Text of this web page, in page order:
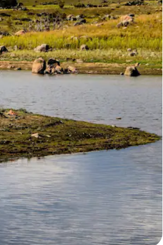
ou en appuyant et en faisant glisser.